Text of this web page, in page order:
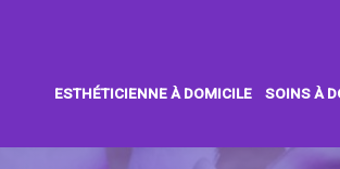
ESTHÉTICIENNE À DOMICILE SOINS À